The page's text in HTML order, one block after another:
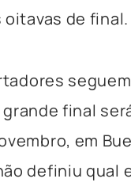
oitavas de final.
final
em
definiu qual